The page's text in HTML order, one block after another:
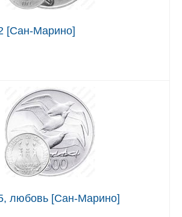
[Сан-Марино]
любовь [Сан-Марино]